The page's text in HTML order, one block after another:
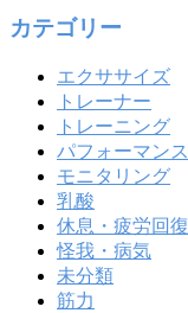
カテゴリー
エクササイズ
トレーナー
トレーニング
パフォーマンス
モニタリング
乳酸
休息・疲労回復
怪我・病気
未分類
筋力